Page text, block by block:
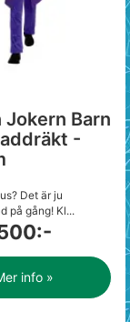
Jokern Barn
-
Det är ju
på gång! Kl...
info »